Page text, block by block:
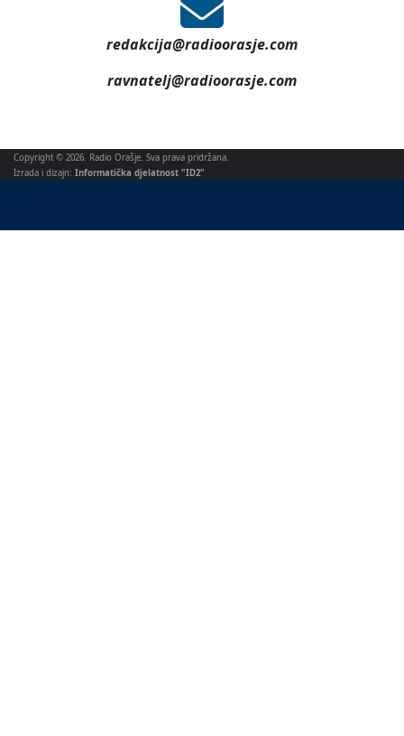
redakcija@radioorasje.com
ravnatelj@radioorasje.com
Copyright © 2026. Radio Orašje. Sva prava pridržana.
Izrada i dizajn: Informatička djelatnost "ID2"